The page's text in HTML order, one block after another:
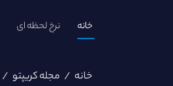
خانه نرخ لحظه ای
خانه / مجله کریپتو /